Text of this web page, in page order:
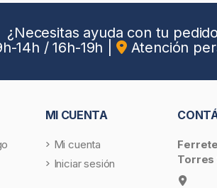
¿Necesitas ayuda con tu
14h / 16h-19h Atención
MI CUENTA
Mi cuenta
Iniciar sesión
Torres